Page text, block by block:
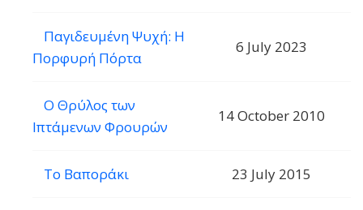
Παγιδευμένη Ψυχή: Η
Πορφυρή Πόρτα
6 July 2023
Ο Θρύλος των
Ιπτάμενων Φρουρών
14 October 2010
Το Βαποράκι 23 July 2015